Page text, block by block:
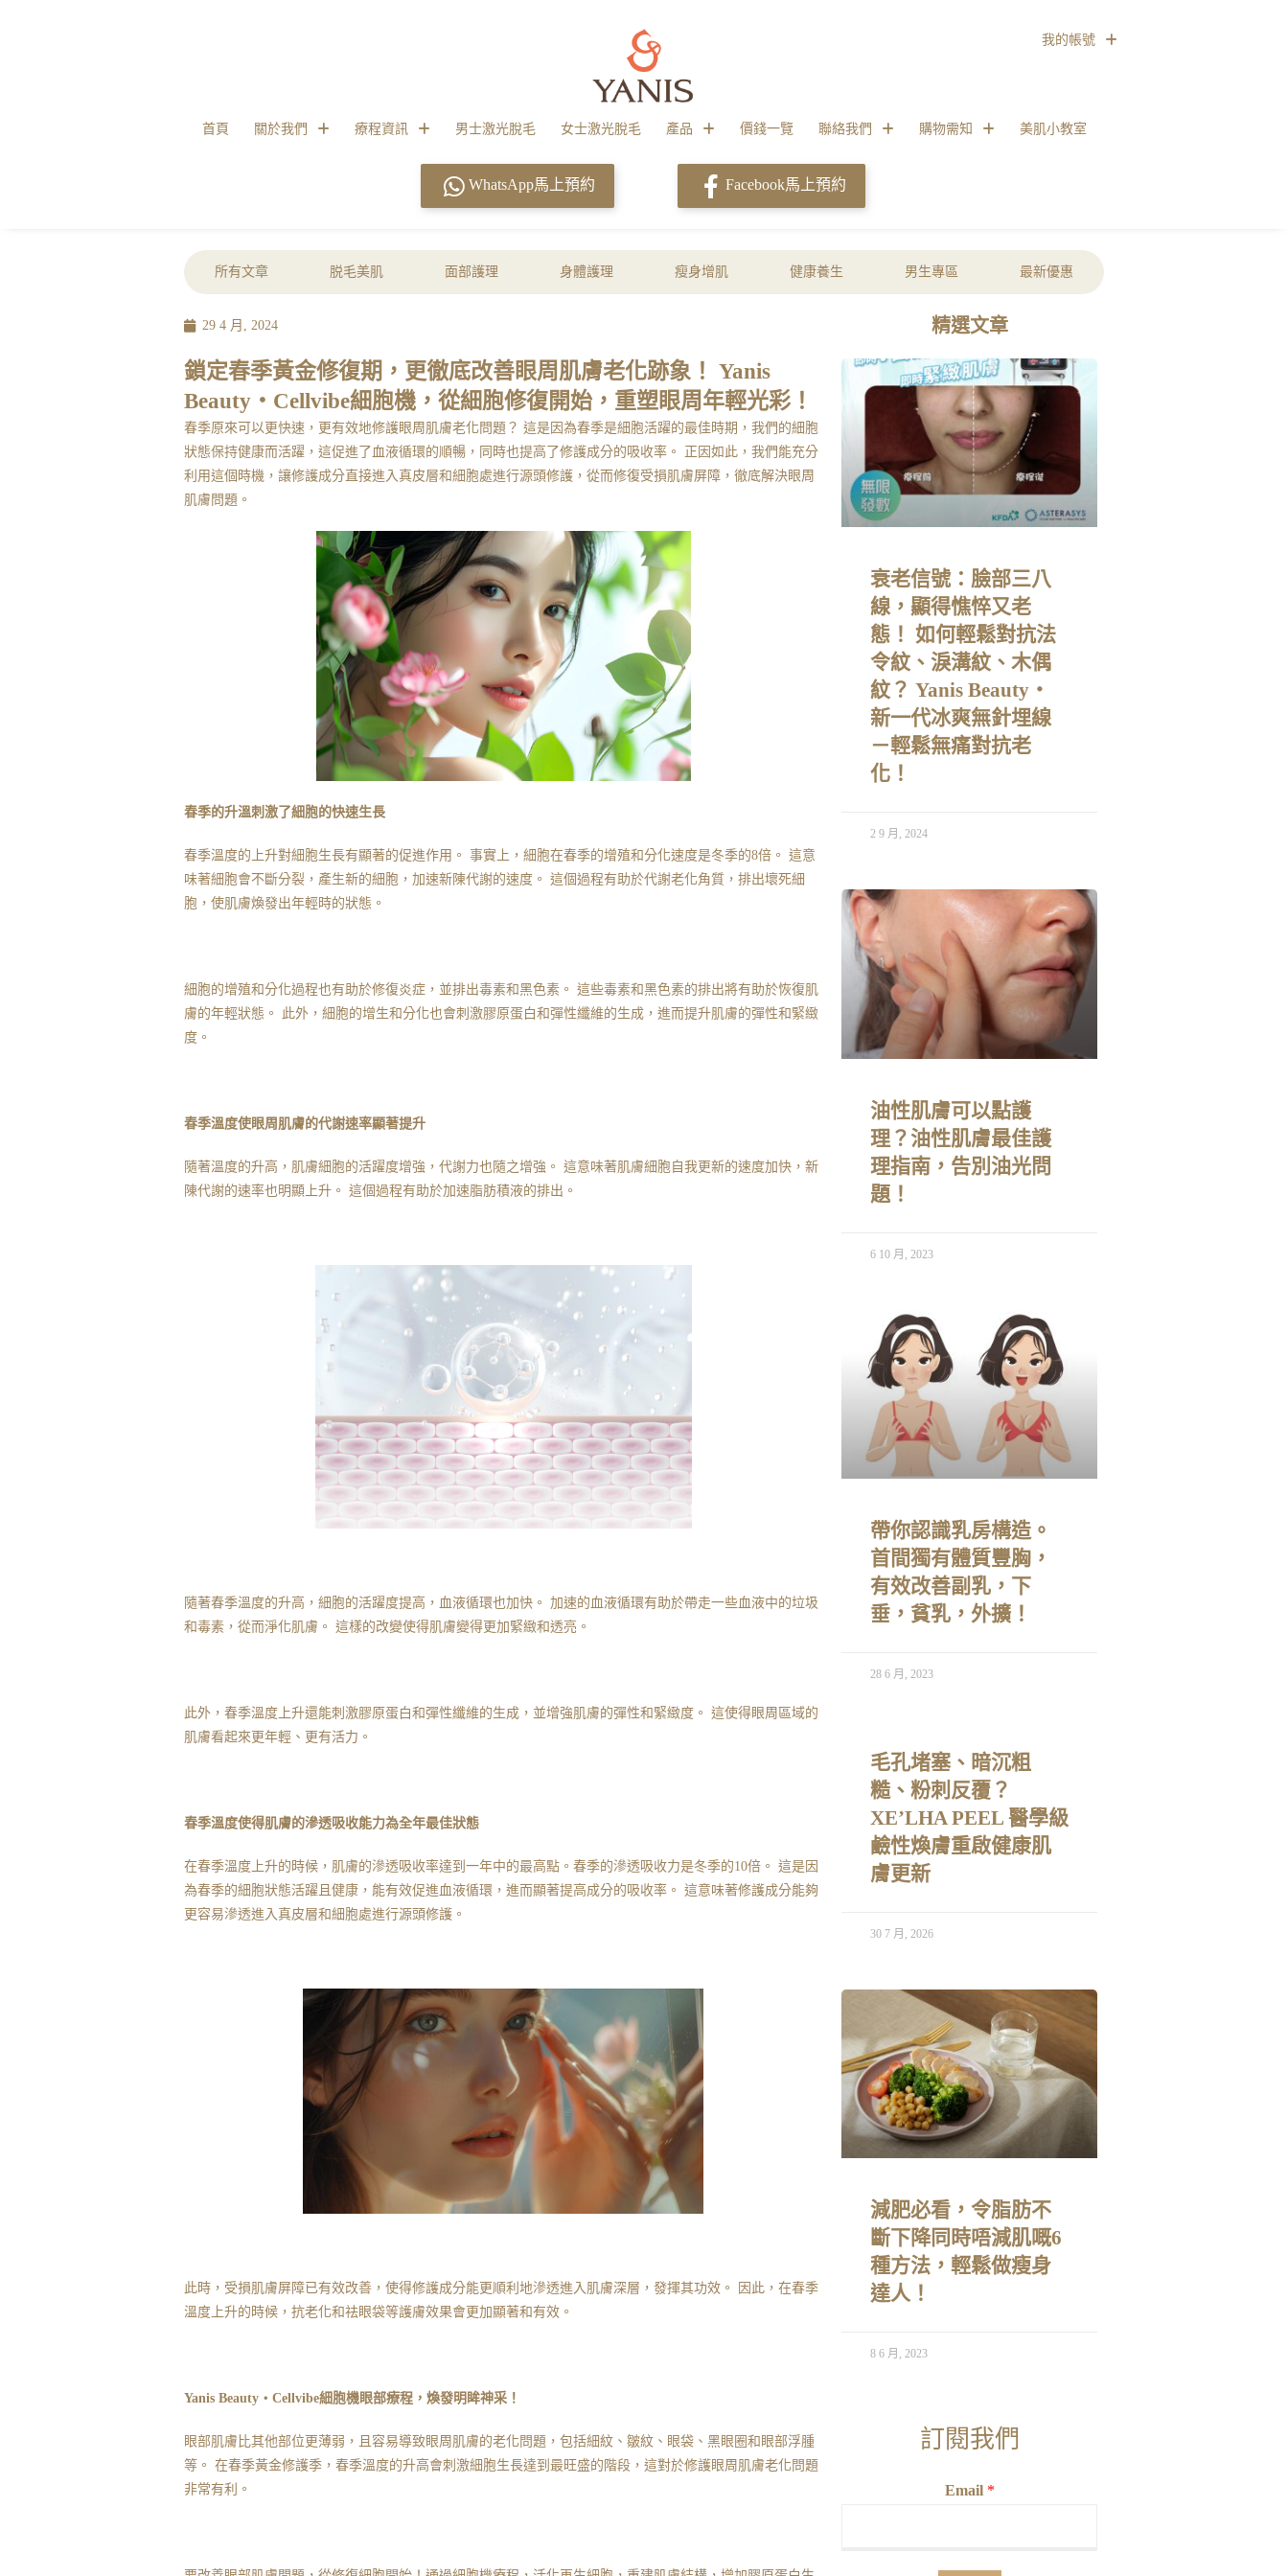
首頁 關於我們 療程資訊 男士激光脫毛 女士激光脫毛 產品 價錢一覽 聯絡我們 購物需知 美肌小教室
我的帳號
WhatsApp馬上預約 Facebook馬上預約
所有文章 脱毛美肌 面部護理 身體護理 瘦身增肌 健康養生 男生專區 最新優惠
29 4 月, 2024
鎖定春季黃金修復期，更徹底改善眼周肌膚老化跡象！ Yanis
Beauty・Cellvibe細胞機，從細胞修復開始，重塑眼周年輕光彩！
春季原來可以更快速，更有效地修護眼周肌膚老化問題？ 這是因為春季是細胞活躍的最佳時期，我們的細胞
狀態保持健康而活躍，這促進了血液循環的順暢，同時也提高了修護成分的吸收率。 正因如此，我們能充分
利用這個時機，讓修護成分直接進入真皮層和細胞處進行源頭修護，從而修復受損肌膚屏障，徹底解決眼周
肌膚問題。
春季的升溫刺激了細胞的快速生長
春季溫度的上升對細胞生長有顯著的促進作用。 事實上，細胞在春季的增殖和分化速度是冬季的8倍。 這意
味著細胞會不斷分裂，產生新的細胞，加速新陳代謝的速度。 這個過程有助於代謝老化角質，排出壞死細
胞，使肌膚煥發出年輕時的狀態。
細胞的增殖和分化過程也有助於修復炎症，並排出毒素和黑色素。 這些毒素和黑色素的排出將有助於恢復肌
膚的年輕狀態。 此外，細胞的增生和分化也會刺激膠原蛋白和彈性纖維的生成，進而提升肌膚的彈性和緊緻
度。
春季溫度使眼周肌膚的代謝速率顯著提升
隨著溫度的升高，肌膚細胞的活躍度增強，代謝力也隨之增強。 這意味著肌膚細胞自我更新的速度加快，新
陳代謝的速率也明顯上升。 這個過程有助於加速脂肪積液的排出。
隨著春季溫度的升高，細胞的活躍度提高，血液循環也加快。 加速的血液循環有助於帶走一些血液中的垃圾
和毒素，從而淨化肌膚。 這樣的改變使得肌膚變得更加緊緻和透亮。
此外，春季溫度上升還能刺激膠原蛋白和彈性纖維的生成，並增強肌膚的彈性和緊緻度。 這使得眼周區域的
肌膚看起來更年輕、更有活力。
春季溫度使得肌膚的滲透吸收能力為全年最佳狀態
在春季溫度上升的時候，肌膚的滲透吸收率達到一年中的最高點。春季的滲透吸收力是冬季的10倍。 這是因
為春季的細胞狀態活躍且健康，能有效促進血液循環，進而顯著提高成分的吸收率。 這意味著修護成分能夠
更容易滲透進入真皮層和細胞處進行源頭修護。
此時，受損肌膚屏障已有效改善，使得修護成分能更順利地滲透進入肌膚深層，發揮其功效。 因此，在春季
溫度上升的時候，抗老化和祛眼袋等護膚效果會更加顯著和有效。
Yanis Beauty・Cellvibe細胞機眼部療程，煥發明眸神采！
眼部肌膚比其他部位更薄弱，且容易導致眼周肌膚的老化問題，包括細紋、皺紋、眼袋、黑眼圈和眼部浮腫
等。 在春季黃金修護季，春季溫度的升高會刺激細胞生長達到最旺盛的階段，這對於修護眼周肌膚老化問題
非常有利。
精選文章
衰老信號：臉部三八
線，顯得憔悴又老
態！ 如何輕鬆對抗法
令紋、淚溝紋、木偶
紋？ Yanis Beauty・
新一代冰爽無針埋線
－輕鬆無痛對抗老
化！
2 9 月, 2024
油性肌膚可以點護
理？油性肌膚最佳護
理指南，告別油光問
題！
6 10 月, 2023
帶你認識乳房構造。
首間獨有體質豐胸，
有效改善副乳，下
垂，貧乳，外擴！
28 6 月, 2023
毛孔堵塞、暗沉粗
糙、粉刺反覆？
XE’LHA PEEL 醫學級
鹼性煥膚重啟健康肌
膚更新
30 7 月, 2026
減肥必看，令脂肪不
斷下降同時唔減肌嘅6
種方法，輕鬆做瘦身
達人！
8 6 月, 2023
訂閱我們
Email *